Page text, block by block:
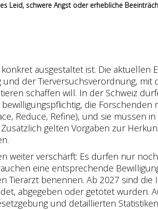
Leid, schwere Angst oder erhebliche
ausgestaltet ist. Die aktuellen
der Tierversuchsverordnung,
schaffen will. In der Schweiz
die Forschenden
Reduce, Refine), und sie müssen
gelten Vorgaben zur
weiter verschärft: Es dürfen nur
eine entsprechende
Tierarzt benennen. Ab 2027 sind die
abgegeben oder getötet wurden.
und detaillierten